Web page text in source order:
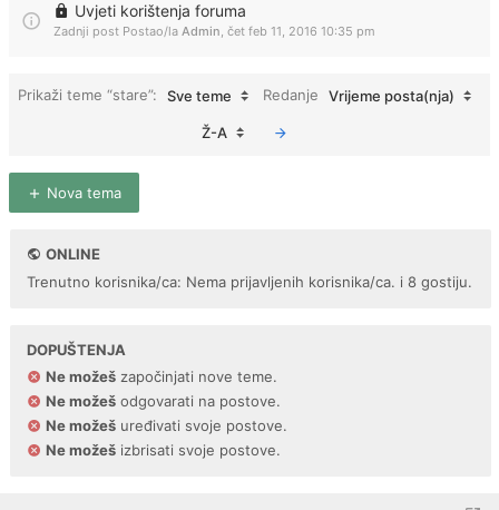
Uvjeti korištenja foruma
Zadnji post Postao/la Admin, čet feb 11, 2016 10:35 pm
Prikaži teme “stare”: Sve teme Redanje Vrijeme posta(nja)
Ž-A
Nova tema
ONLINE
Trenutno korisnika/ca: Nema prijavljenih korisnika/ca. i 8 gostiju.
DOPUŠTENJA
Ne možeš započinjati nove teme.
Ne možeš odgovarati na postove.
Ne možeš uređivati svoje postove.
Ne možeš izbrisati svoje postove.